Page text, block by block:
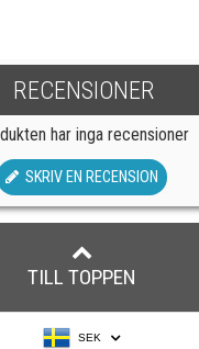
RECENSIONER
har inga recensioner
SKRIV EN RECENSION
TILL TOPPEN
SEK